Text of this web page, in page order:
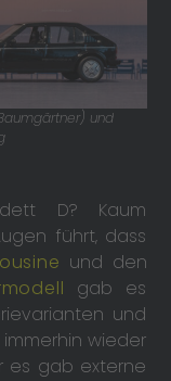
und
D? Kaum
führt, dass
und den
gab es
und
wieder
es gab externe